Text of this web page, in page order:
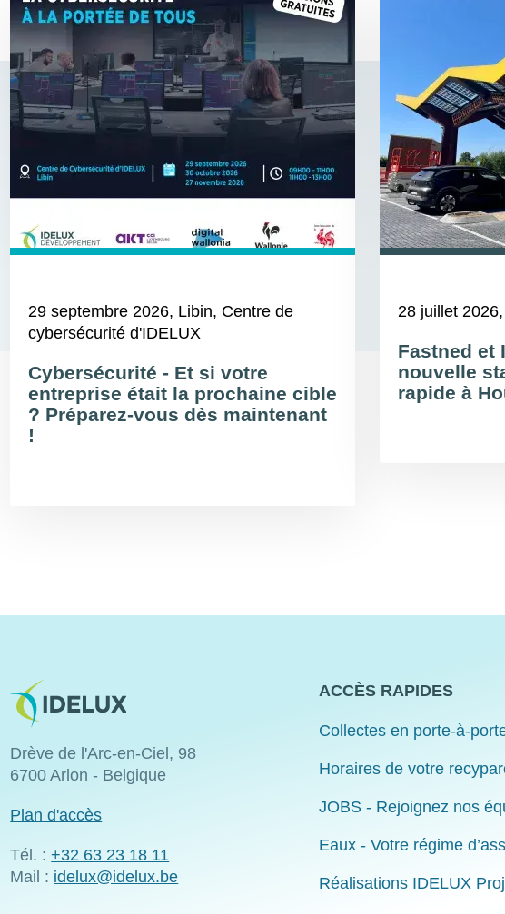
29 septembre 2026, Libin, Centre de
cybersécurité d'IDELUX
Cybersécurité - Et si votre
entreprise était la prochaine cible
? Préparez-vous dès maintenant
!
28 juillet 2026
Fastned et
nouvelle
rapide à
Image
Drève de l'Arc-en-Ciel, 98
6700 Arlon - Belgique
Plan d'accès
Tél. :+32 63 23 18 11
Mail : idelux@idelux.be
ACCÈS RAPIDES
Collectes en porte-à-
Horaires de votre
JOBS - Rejoignez nos
Eaux - Votre régime
Réalisations IDELUX